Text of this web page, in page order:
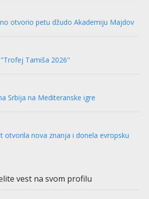
otvorio petu džudo Akademiju Majdov
Tamiša 2026"
Srbija na Mediteranske igre
otvorila nova znanja i donela evropsku
vest na svom profilu